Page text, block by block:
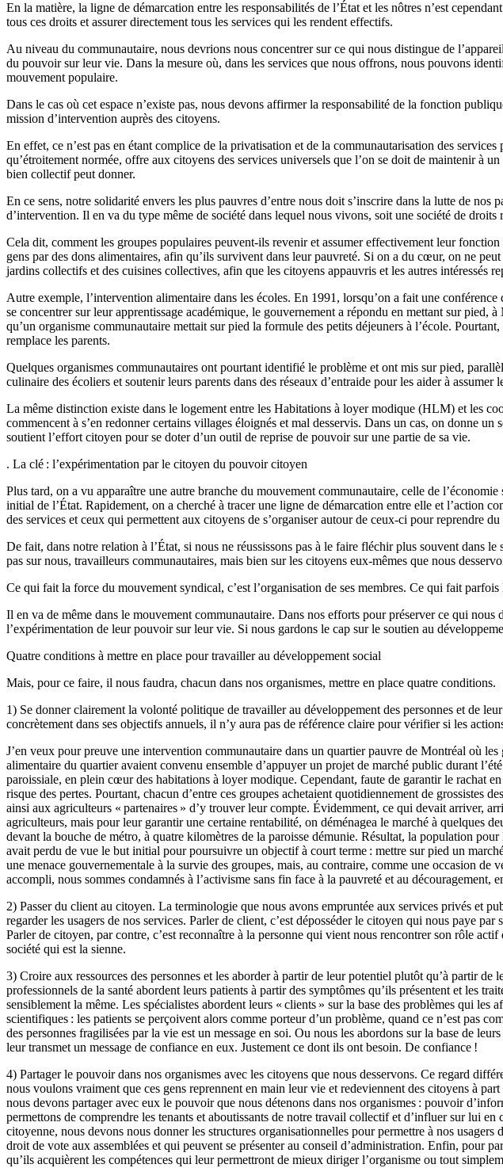
En la matière, la ligne de démarcation entre les responsabilités de l’État et les nôtres n’est
tous ces droits et assurer directement tous les services qui les rendent effectifs.
Au niveau du communautaire, nous devrions nous concentrer sur ce qui nous distingue de
du pouvoir sur leur vie. Dans la mesure où, dans les services que nous offrons, nous pouvons
mouvement populaire.
Dans le cas où cet espace n’existe pas, nous devons affirmer la responsabilité de la fonction
mission d’intervention auprès des citoyens.
En effet, ce n’est pas en étant complice de la privatisation et de la communautarisation des
qu’étroitement normée, offre aux citoyens des services universels que l’on se doit de maintenir à
bien collectif peut donner.
En ce sens, notre solidarité envers les plus pauvres d’entre nous doit s’inscrire dans la lutte de
d’intervention. Il en va du type même de société dans lequel nous vivons, soit une société de droits
Cela dit, comment les groupes populaires peuvent-ils revenir et assumer effectivement leur
gens par des dons alimentaires, afin qu’ils survivent dans leur pauvreté. Si on a du cœur, on ne
jardins collectifs et des cuisines collectives, afin que les citoyens appauvris et les autres intéressés
Autre exemple, l’intervention alimentaire dans les écoles. En 1991, lorsqu’on a fait une
se concentrer sur leur apprentissage académique, le gouvernement a répondu en mettant sur
qu’un organisme communautaire mettait sur pied la formule des petits déjeuners à l’école.
remplace les parents.
Quelques organismes communautaires ont pourtant identifié le problème et ont mis sur pied,
culinaire des écoliers et soutenir leurs parents dans des réseaux d’entraide pour les aider à assumer
La même distinction existe dans le logement entre les Habitations à loyer modique (HLM) et les
commencent à s’en redonner certains villages éloignés et mal desservis. Dans un cas, on donne
soutient l’effort citoyen pour se doter d’un outil de reprise de pouvoir sur une partie de sa vie.
. La clé : l’expérimentation par le citoyen du pouvoir citoyen
Plus tard, on a vu apparaître une autre branche du mouvement communautaire, celle de
initial de l’État. Rapidement, on a cherché à tracer une ligne de démarcation entre elle et l’action
des services et ceux qui permettent aux citoyens de s’organiser autour de ceux-ci pour reprendre
De fait, dans notre relation à l’État, si nous ne réussissons pas à le faire fléchir plus souvent dans
pas sur nous, travailleurs communautaires, mais bien sur les citoyens eux-mêmes que nous
Ce qui fait la force du mouvement syndical, c’est l’organisation de ses membres. Ce qui fait
Il en va de même dans le mouvement communautaire. Dans nos efforts pour préserver ce qui
l’expérimentation de leur pouvoir sur leur vie. Si nous gardons le cap sur le soutien au
Quatre conditions à mettre en place pour travailler au développement social
Mais, pour ce faire, il nous faudra, chacun dans nos organismes, mettre en place quatre conditions.
1) Se donner clairement la volonté politique de travailler au développement des personnes et de
concrètement dans ses objectifs annuels, il n’y aura pas de référence claire pour vérifier si les
J’en veux pour preuve une intervention communautaire dans un quartier pauvre de Montréal où
alimentaire du quartier avaient convenu ensemble d’appuyer un projet de marché public durant
paroissiale, en plein cœur des habitations à loyer modique. Cependant, faute de garantir le rachat
risque des pertes. Pourtant, chacun d’entre ces groupes achetaient quotidiennement de grossistes
ainsi aux agriculteurs « partenaires » d’y trouver leur compte. Évidemment, ce qui devait arriver,
agriculteurs, mais pour leur garantir une certaine rentabilité, on déménagea le marché à quelques
devant la bouche de métro, à quatre kilomètres de la paroisse démunie. Résultat, la population
avait perdu de vue le but initial pour poursuivre un objectif à court terme : mettre sur pied un
une menace gouvernementale à la survie des groupes, mais, au contraire, comme une occasion
accompli, nous sommes condamnés à l’activisme sans fin face à la pauvreté et au découragement,
2) Passer du client au citoyen. La terminologie que nous avons empruntée aux services privés et
regarder les usagers de nos services. Parler de client, c’est déposséder le citoyen qui nous paye
Parler de citoyen, par contre, c’est reconnaître à la personne qui vient nous rencontrer son rôle
société qui est la sienne.
3) Croire aux ressources des personnes et les aborder à partir de leur potentiel plutôt qu’à partir
professionnels de la santé abordent leurs patients à partir des symptômes qu’ils présentent et les
sensiblement la même. Les spécialistes abordent leurs « clients » sur la base des problèmes qui
scientifiques : les patients se perçoivent alors comme porteur d’un problème, quand ce n’est pas
des personnes fragilisées par la vie est un message en soi. Ou nous les abordons sur la base de
leur transmet un message de confiance en eux. Justement ce dont ils ont besoin. De confiance !
4) Partager le pouvoir dans nos organismes avec les citoyens que nous desservons. Ce regard
nous voulons vraiment que ces gens reprennent en main leur vie et redeviennent des citoyens à
nous devons partager avec eux le pouvoir que nous détenons dans nos organismes : pouvoir
permettons de comprendre les tenants et aboutissants de notre travail collectif et d’influer sur lui
citoyenne, nous devons nous donner les structures organisationnelles pour permettre à nos
droit de vote aux assemblées et qui peuvent se présenter au conseil d’administration. Enfin, pour
qu’ils acquièrent les compétences qui leur permettront de mieux diriger l’organisme ou tout